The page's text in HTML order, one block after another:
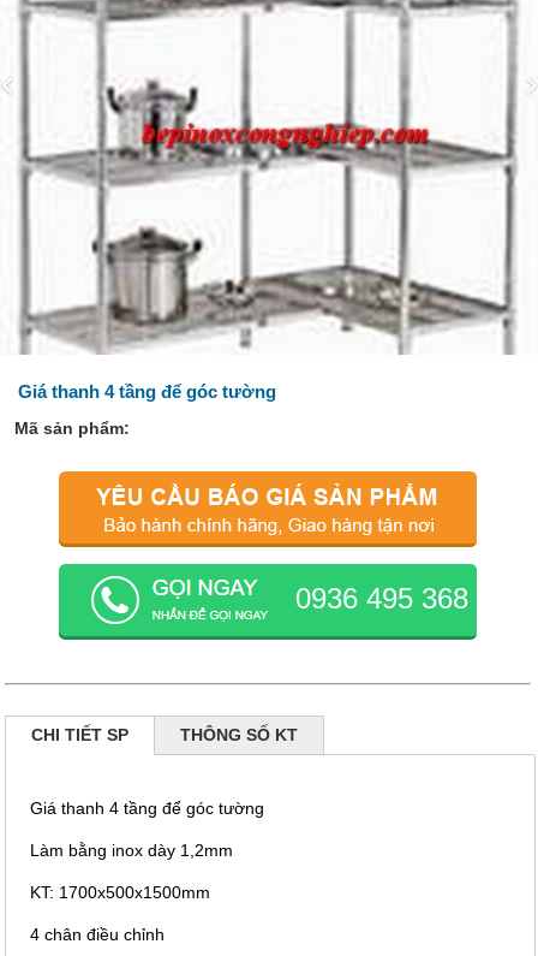
Giá thanh 4 tầng để góc tường
Mã sản phẩm:
0936 495 368
CHI TIẾT SP THÔNG SỐ KT
Giá thanh 4 tầng để góc tường
Làm bằng inox dày 1,2mm
KT: 1700x500x1500mm
4 chân điều chỉnh